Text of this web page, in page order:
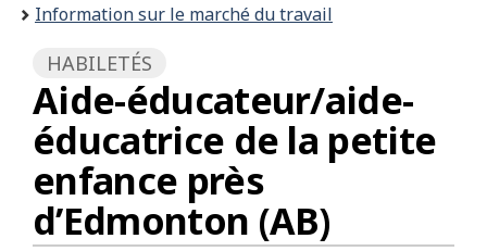
Canada
du
compte
Information sur le marché du travail
HABILETÉS
Aide-éducateur/aide-
éducatrice de la petite
enfance près
d’Edmonton (AB)